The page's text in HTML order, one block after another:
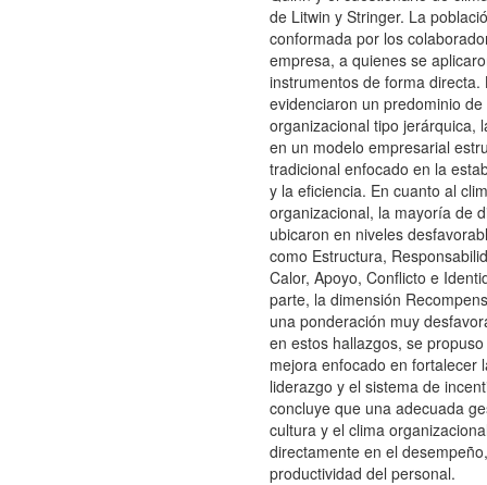
de Litwin y Stringer. La
conformada por los
empresa, a quienes se
instrumentos de forma directa.
evidenciaron un predominio
organizacional tipo jerárquica,
en un modelo empresarial
tradicional enfocado en la
y la eficiencia. En cuanto al
organizacional, la mayoría de
ubicaron en niveles
como Estructura,
Calor, Apoyo, Conflicto e
parte, la dimensión
una ponderación muy
en estos hallazgos, se
mejora enfocado en fortalecer
liderazgo y el sistema de
concluye que una adecuada
cultura y el clima
directamente en el
productividad del personal.